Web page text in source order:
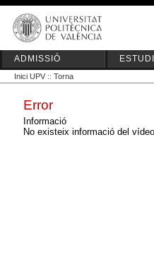
ADMISSIÓ
Inici UPV :: Torna
Error
Informació
No existeix informació del vídeo